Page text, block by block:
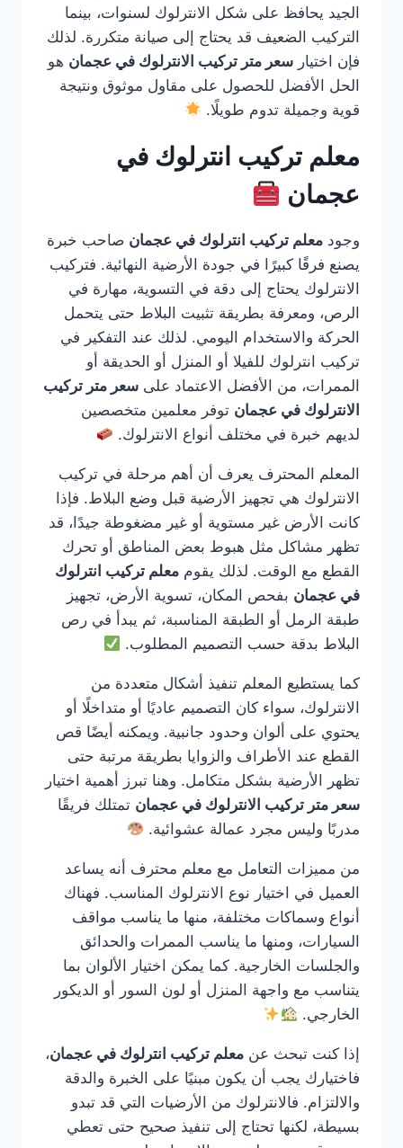
الجيد يحافظ على شكل الانترلوك لسنوات، بينما
التركيب الضعيف قد يحتاج إلى صيانة متكررة. لذلك
فإن اختيار سعر متر تركيب الانترلوك في عجمان هو
الحل الأفضل للحصول على مقاول موثوق ونتيجة
قوية وجميلة تدوم طويلًا.
معلم تركيب انترلوك في
عجمان
وجود معلم تركيب انترلوك في عجمان صاحب خبرة
يصنع فرقًا كبيرًا في جودة الأرضية النهائية. فتركيب
الانترلوك يحتاج إلى دقة في التسوية، مهارة في
الرص، ومعرفة بطريقة تثبيت البلاط حتى يتحمل
الحركة والاستخدام اليومي. لذلك عند التفكير في
تركيب انترلوك للفيلا أو المنزل أو الحديقة أو
الممرات، من الأفضل الاعتماد على سعر متر تركيب
الانترلوك في عجمان توفر معلمين متخصصين
لديهم خبرة في مختلف أنواع الانترلوك.
المعلم المحترف يعرف أن أهم مرحلة في تركيب
الانترلوك هي تجهيز الأرضية قبل وضع البلاط. فإذا
كانت الأرض غير مستوية أو غير مضغوطة جيدًا، قد
تظهر مشاكل مثل هبوط بعض المناطق أو تحرك
القطع مع الوقت. لذلك يقوم معلم تركيب انترلوك
في عجمان بفحص المكان، تسوية الأرض، تجهيز
طبقة الرمل أو الطبقة المناسبة، ثم يبدأ في رص
البلاط بدقة حسب التصميم المطلوب.
كما يستطيع المعلم تنفيذ أشكال متعددة من
الانترلوك، سواء كان التصميم عاديًا أو متداخلًا أو
يحتوي على ألوان وحدود جانبية. ويمكنه أيضًا قص
القطع عند الأطراف والزوايا بطريقة مرتبة حتى
تظهر الأرضية بشكل متكامل. وهنا تبرز أهمية اختيار
سعر متر تركيب الانترلوك في عجمان تمتلك فريقًا
مدربًا وليس مجرد عمالة عشوائية.
من مميزات التعامل مع معلم محترف أنه يساعد
العميل في اختيار نوع الانترلوك المناسب. فهناك
أنواع وسماكات مختلفة، منها ما يناسب مواقف
السيارات، ومنها ما يناسب الممرات والحدائق
والجلسات الخارجية. كما يمكن اختيار الألوان بما
يتناسب مع واجهة المنزل أو لون السور أو الديكور
الخارجي.
إذا كنت تبحث عن معلم تركيب انترلوك في عجمان،
فاختيارك يجب أن يكون مبنيًا على الخبرة والدقة
والالتزام. فالانترلوك من الأرضيات التي قد تبدو
بسيطة، لكنها تحتاج إلى تنفيذ صحيح حتى تعطي